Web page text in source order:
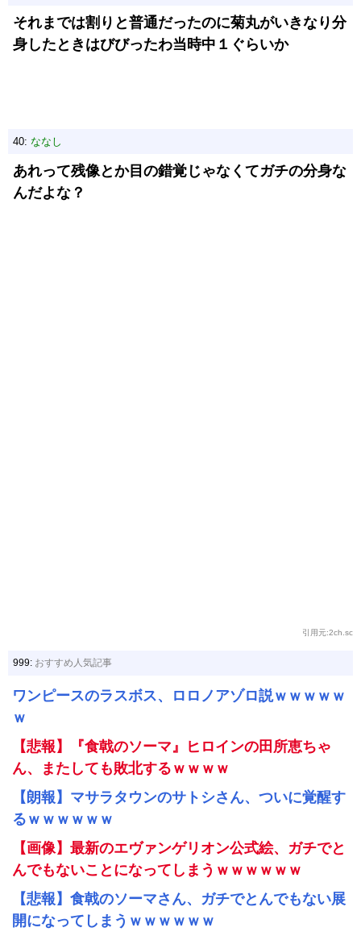
それまでは割りと普通だったのに菊丸がいきなり分
身したときはびびったわ当時中１ぐらいか
40: ななし
あれって残像とか目の錯覚じゃなくてガチの分身な
んだよな？
引用元:2ch.sc
999: おすすめ人気記事
ワンピースのラスボス、ロロノアゾロ説ｗｗｗｗｗ
ｗ
【悲報】『食戟のソーマ』ヒロインの田所恵ちゃ
ん、またしても敗北するｗｗｗｗ
【朗報】マサラタウンのサトシさん、ついに覚醒す
るｗｗｗｗｗｗ
【画像】最新のエヴァンゲリオン公式絵、ガチでと
んでもないことになってしまうｗｗｗｗｗｗ
【悲報】食戟のソーマさん、ガチでとんでもない展
開になってしまうｗｗｗｗｗｗ